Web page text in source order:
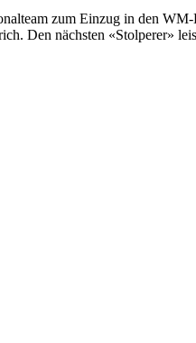
zum Einzug in den
Den nächsten «Stolperer»